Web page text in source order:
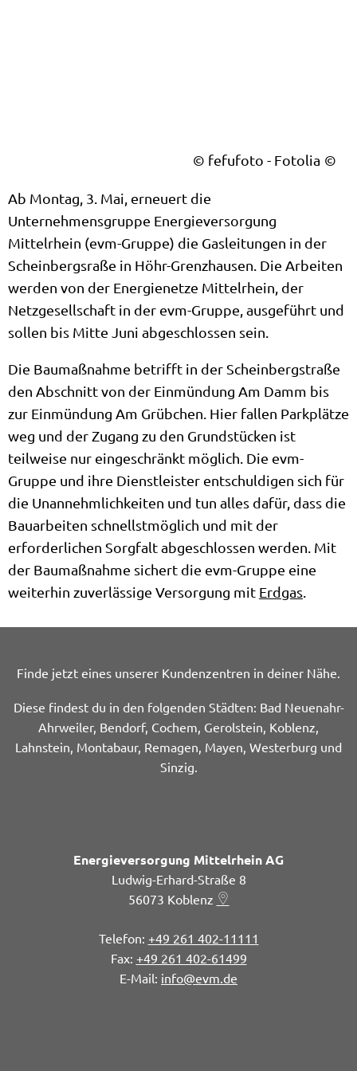
© fefufoto - Fotolia
Ab Montag, 3. Mai, erneuert die
Unternehmensgruppe Energieversorgung
Mittelrhein (evm-Gruppe) die Gasleitungen in der
Scheinbergsraße in Höhr-Grenzhausen. Die Arbeiten
werden von der Energienetze Mittelrhein, der
Netzgesellschaft in der evm-Gruppe, ausgeführt und
sollen bis Mitte Juni abgeschlossen sein.
Die Baumaßnahme betrifft in der Scheinbergstraße
den Abschnitt von der Einmündung Am Damm bis
zur Einmündung Am Grübchen. Hier fallen Parkplätze
weg und der Zugang zu den Grundstücken ist
teilweise nur eingeschränkt möglich. Die evm-
Gruppe und ihre Dienstleister entschuldigen sich für
die Unannehmlichkeiten und tun alles dafür, dass die
Bauarbeiten schnellstmöglich und mit der
erforderlichen Sorgfalt abgeschlossen werden. Mit
der Baumaßnahme sichert die evm-Gruppe eine
weiterhin zuverlässige Versorgung mit Erdgas
Finde jetzt eines unserer Kundenzentren in deiner Nähe.
Diese findest du in den folgenden Städten: Bad Neuenahr-
Ahrweiler, Bendorf, Cochem, Gerolstein, Koblenz,
Lahnstein, Montabaur, Remagen, Mayen, Westerburg und
Sinzig.
Energieversorgung Mittelrhein AG
Ludwig-Erhard-Straße 8
56073 Koblenz
+49 261 402-11111
+49 261 402-61499
info@evm.de